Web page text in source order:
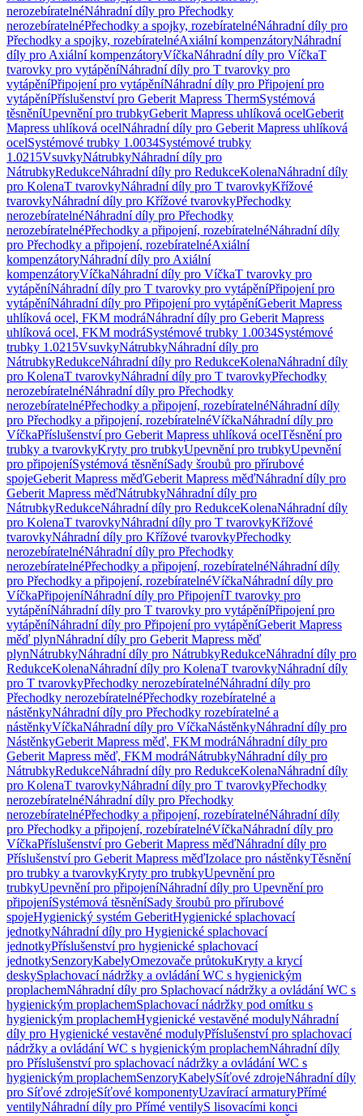
nerozebíratelnéNáhradní díly pro Přechodky
nerozebíratelnéPřechodky a spojky, rozebíratelnéNáhradní díly pro
Přechodky a spojky, rozebíratelnéAxiální kompenzátoryNáhradní
díly pro Axiální kompenzátoryVíčkaNáhradní díly pro VíčkaT
tvarovky pro vytápěníNáhradní díly pro T tvarovky pro
vytápěníPřipojení pro vytápěníNáhradní díly pro Připojení pro
vytápěníPříslušenství pro Geberit Mapress ThermSystémová
těsněníUpevnění pro trubkyGeberit Mapress uhlíková ocelGeberit
Mapress uhlíková ocelNáhradní díly pro Geberit Mapress uhlíková
ocelSystémové trubky 1.0034Systémové trubky
1.0215VsuvkyNátrubkyNáhradní díly pro
NátrubkyRedukceNáhradní díly pro RedukceKolenaNáhradní díly
pro KolenaT tvarovkyNáhradní díly pro T tvarovkyKřížové
tvarovkyNáhradní díly pro Křížové tvarovkyPřechodky
nerozebíratelnéNáhradní díly pro Přechodky
nerozebíratelnéPřechodky a připojení, rozebíratelnéNáhradní díly
pro Přechodky a připojení, rozebíratelnéAxiální
kompenzátoryNáhradní díly pro Axiální
kompenzátoryVíčkaNáhradní díly pro VíčkaT tvarovky pro
vytápěníNáhradní díly pro T tvarovky pro vytápěníPřipojení pro
vytápěníNáhradní díly pro Připojení pro vytápěníGeberit Mapress
uhlíková ocel, FKM modráNáhradní díly pro Geberit Mapress
uhlíková ocel, FKM modráSystémové trubky 1.0034Systémové
trubky 1.0215VsuvkyNátrubkyNáhradní díly pro
NátrubkyRedukceNáhradní díly pro RedukceKolenaNáhradní díly
pro KolenaT tvarovkyNáhradní díly pro T tvarovkyPřechodky
nerozebíratelnéNáhradní díly pro Přechodky
nerozebíratelnéPřechodky a připojení, rozebíratelnéNáhradní díly
pro Přechodky a připojení, rozebíratelnéVíčkaNáhradní díly pro
VíčkaPříslušenství pro Geberit Mapress uhlíková ocelTěsnění pro
trubky a tvarovkyKryty pro trubkyUpevnění pro trubkyUpevnění
pro připojeníSystémová těsněníSady šroubů pro přírubové
spojeGeberit Mapress měďGeberit Mapress měďNáhradní díly pro
Geberit Mapress měďNátrubkyNáhradní díly pro
NátrubkyRedukceNáhradní díly pro RedukceKolenaNáhradní díly
pro KolenaT tvarovkyNáhradní díly pro T tvarovkyKřížové
tvarovkyNáhradní díly pro Křížové tvarovkyPřechodky
nerozebíratelnéNáhradní díly pro Přechodky
nerozebíratelnéPřechodky a připojení, rozebíratelnéNáhradní díly
pro Přechodky a připojení, rozebíratelnéVíčkaNáhradní díly pro
VíčkaPřipojeníNáhradní díly pro PřipojeníT tvarovky pro
vytápěníNáhradní díly pro T tvarovky pro vytápěníPřipojení pro
vytápěníNáhradní díly pro Připojení pro vytápěníGeberit Mapress
měď plynNáhradní díly pro Geberit Mapress měď
plynNátrubkyNáhradní díly pro NátrubkyRedukceNáhradní díly pro
RedukceKolenaNáhradní díly pro KolenaT tvarovkyNáhradní díly
pro T tvarovkyPřechodky nerozebíratelnéNáhradní díly pro
Přechodky nerozebíratelnéPřechodky rozebíratelné a
nástěnkyNáhradní díly pro Přechodky rozebíratelné a
nástěnkyVíčkaNáhradní díly pro VíčkaNástěnkyNáhradní díly pro
NástěnkyGeberit Mapress měď, FKM modráNáhradní díly pro
Geberit Mapress měď, FKM modráNátrubkyNáhradní díly pro
NátrubkyRedukceNáhradní díly pro RedukceKolenaNáhradní díly
pro KolenaT tvarovkyNáhradní díly pro T tvarovkyPřechodky
nerozebíratelnéNáhradní díly pro Přechodky
nerozebíratelnéPřechodky a připojení, rozebíratelnéNáhradní díly
pro Přechodky a připojení, rozebíratelnéVíčkaNáhradní díly pro
VíčkaPříslušenství pro Geberit Mapress měďNáhradní díly pro
Příslušenství pro Geberit Mapress měďIzolace pro nástěnkyTěsnění
pro trubky a tvarovkyKryty pro trubkyUpevnění pro
trubkyUpevnění pro připojeníNáhradní díly pro Upevnění pro
připojeníSystémová těsněníSady šroubů pro přírubové
spojeHygienický systém GeberitHygienické splachovací
jednotkyNáhradní díly pro Hygienické splachovací
jednotkyPříslušenství pro hygienické splachovací
jednotkySenzoryKabelyOmezovače průtokuKryty a krycí
deskySplachovací nádržky a ovládání WC s hygienickým
proplachemNáhradní díly pro Splachovací nádržky a ovládání WC s
hygienickým proplachemSplachovací nádržky pod omítku s
hygienickým proplachemHygienické vestavěné modulyNáhradní
díly pro Hygienické vestavěné modulyPříslušenství pro splachovací
nádržky a ovládání WC s hygienickým proplachemNáhradní díly
pro Příslušenství pro splachovací nádržky a ovládání WC s
hygienickým proplachemSenzoryKabelySíťové zdrojeNáhradní díly
pro Síťové zdrojeSíťové komponentyUzavírací armaturyPřímé
ventilyNáhradní díly pro Přímé ventilyS lisovacími konci